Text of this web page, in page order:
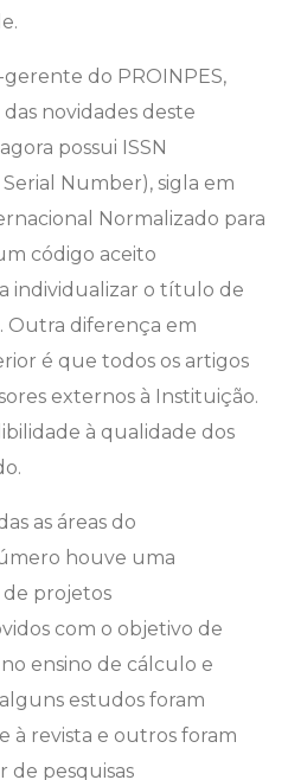
do PROINPES,
novidades deste
possui ISSN
Number), sigla em
Normalizado para
código aceito
individualizar o título de
Outra diferença em
é que todos os artigos
externos à Instituição.
à qualidade dos
as áreas do
houve uma
projetos
com o objetivo de
ensino de cálculo e
estudos foram
à revista e outros foram
de pesquisas